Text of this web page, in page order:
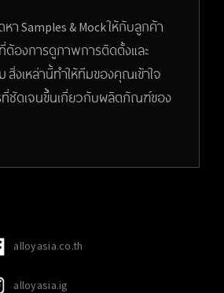
า Samples & Mock ให้กับลูกค้า
ต้องการดูภาพการติดตั้งและ
สิ่งเหล่านี้ทำให้ทีมของคุณเข้าใจ
ชัดเจนขึ้นเกี่ยวกับผลิตภัณฑ์ของ
alloyasia.co.th
alloyasia.ig